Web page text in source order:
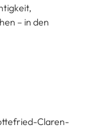
– in den
Claren-